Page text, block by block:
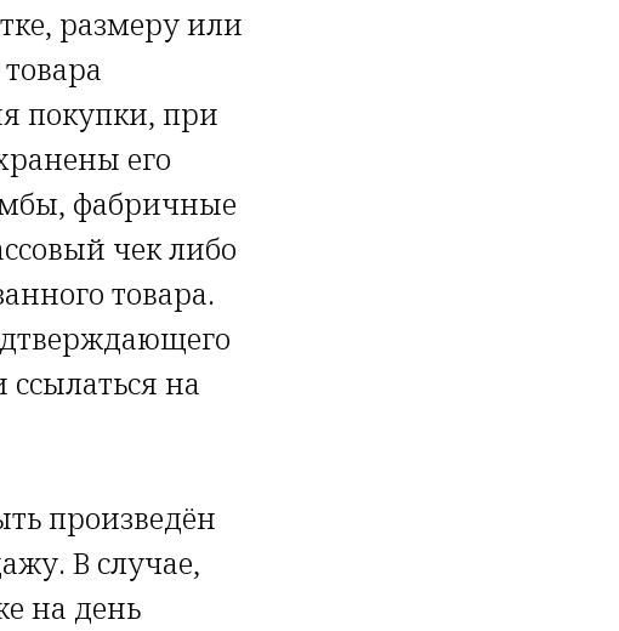
размеру или
покупки, при
его
фабричные
чек либо
товара.
на
произведён
В случае,
на день